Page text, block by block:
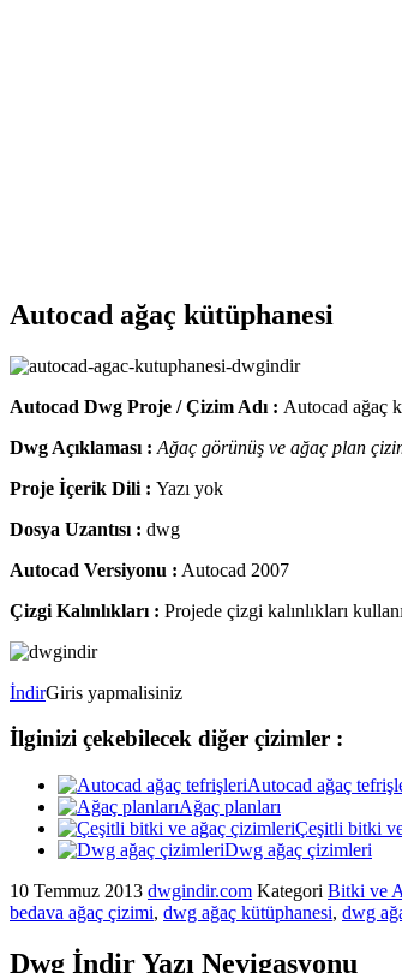
Autocad ağaç kütüphanesi
Autocad Dwg Proje / Çizim Adı : Autocad ağaç
Dwg Açıklaması : Ağaç görünüş ve ağaç plan
Proje İçerik Dili : Yazı yok
Dosya Uzantısı : dwg
Autocad Versiyonu : Autocad 2007
Çizgi Kalınlıkları : Projede çizgi kalınlıkları
İndirGiris yapmalisiniz
İlginizi çekebilecek diğer çizimler :
Autocad ağaç
Ağaç planları
Çeşitli bitki
Dwg ağaç çizimleri
10 Temmuz 2013 dwgindir.com Kategori Bitki ve
bedava ağaç çizimi, dwg ağaç kütüphanesi, dwg
Dwg İndir Yazı Nevigasyonu